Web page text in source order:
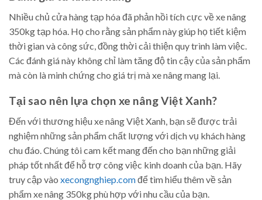
Nhiều chủ cửa hàng tạp hóa đã phản hồi tích cực về xe nâng
350kg tạp hóa. Họ cho rằng sản phẩm này giúp họ tiết kiệm
thời gian và công sức, đồng thời cải thiện quy trình làm việc.
Các đánh giá này không chỉ làm tăng độ tin cậy của sản phẩm
mà còn là minh chứng cho giá trị mà xe nâng mang lại.
Tại sao nên lựa chọn xe nâng Việt Xanh?
Đến với thương hiệu xe nâng Việt Xanh, bạn sẽ được trải
nghiệm những sản phẩm chất lượng với dịch vụ khách hàng
chu đáo. Chúng tôi cam kết mang đến cho bạn những giải
pháp tốt nhất để hỗ trợ công việc kinh doanh của bạn. Hãy
truy cập vào xecongnghiep.comđể tìm hiểu thêm về sản
phẩm xe nâng 350kg phù hợp với nhu cầu của bạn.